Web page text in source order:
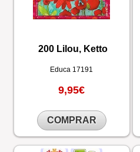
200 Lilou, Ketto
Educa 17191
9,95€
COMPRAR